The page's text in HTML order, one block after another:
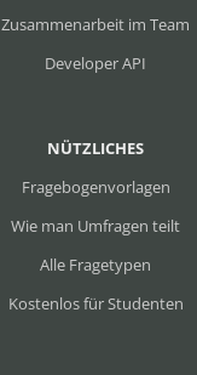
NÜTZLICHES
Fragebogenvorlagen
Wie man Umfragen teilt
Alle Fragetypen
Kostenlos für Studenten
Zusammenarbeit im Team
Developer API